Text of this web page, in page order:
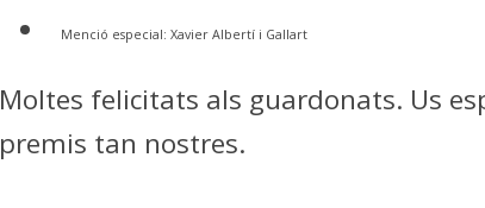
Menció especial: Xavier Albertí i Gallart
Moltes felicitats als guardonats. Us
premis tan nostres.